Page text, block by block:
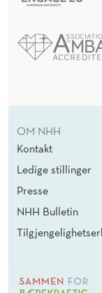
OM NHH
Kontakt
Ledige stillinger
Presse
NHH Bulletin